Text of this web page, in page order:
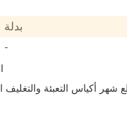
بدلة
-
/ قطع شهر أكياس التعبئة والتغليف